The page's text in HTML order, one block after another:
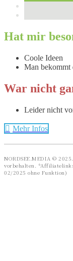
Hat mir
Coole Ideen
Man bekommt
War nicht
Leider nicht
Mehr Infos
NORDSEE.MEDIA ©
vorbehalten.
02/2025 ohne Funktion)